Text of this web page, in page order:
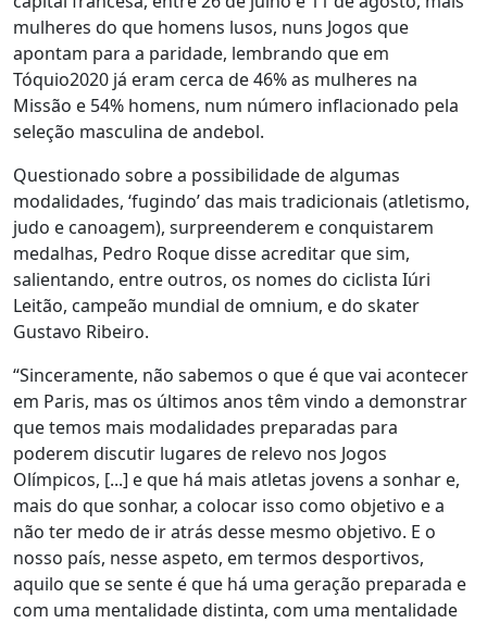
mulheres do que homens lusos, nuns Jogos que
apontam para a paridade, lembrando que em
Tóquio2020 já eram cerca de 46% as mulheres na
Missão e 54% homens, num número inflacionado pela
seleção masculina de andebol.
Questionado sobre a possibilidade de algumas
modalidades, ‘fugindo’ das mais tradicionais (atletismo,
judo e canoagem), surpreenderem e conquistarem
medalhas, Pedro Roque disse acreditar que sim,
salientando, entre outros, os nomes do ciclista Iúri
Leitão, campeão mundial de omnium, e do skater
Gustavo Ribeiro.
“Sinceramente, não sabemos o que é que vai acontecer
em Paris, mas os últimos anos têm vindo a demonstrar
que temos mais modalidades preparadas para
poderem discutir lugares de relevo nos Jogos
Olímpicos, [...] e que há mais atletas jovens a sonhar e,
mais do que sonhar, a colocar isso como objetivo e a
não ter medo de ir atrás desse mesmo objetivo. E o
nosso país, nesse aspeto, em termos desportivos,
aquilo que se sente é que há uma geração preparada e
com uma mentalidade distinta, com uma mentalidade